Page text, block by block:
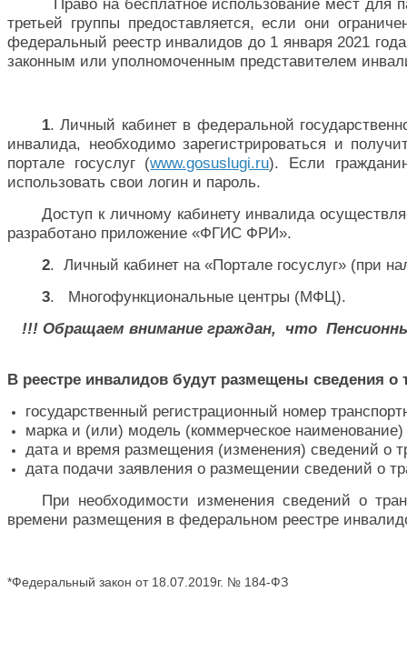
Право на бесплатное использование мест
третьей группы предоставляется, если они
федеральный реестр инвалидов до 1 января 2021
законным или уполномоченным представителем
1. Личный кабинет в федеральной
инвалида, необходимо зарегистрироваться и
портале госуслуг (www.gosuslugi.ru). Если
использовать свои логин и пароль.
Доступ к личному кабинету инвалида
разработано приложение «ФГИС ФРИ».
2. Личный кабинет на «Портале госуслуг» (при
3.
Многофункциональные центры (МФЦ).
!!! Обращаем внимание граждан, что
В реестре инвалидов будут размещены сведения о
государственный регистрационный номер
марка и (или) модель (коммерческое наименование)
дата и время размещения (изменения) сведений о
дата подачи заявления о размещении сведений о
При необходимости изменения сведений о
времени размещения в федеральном реестре
*Федеральный закон от 18.07.2019г. № 184-ФЗ